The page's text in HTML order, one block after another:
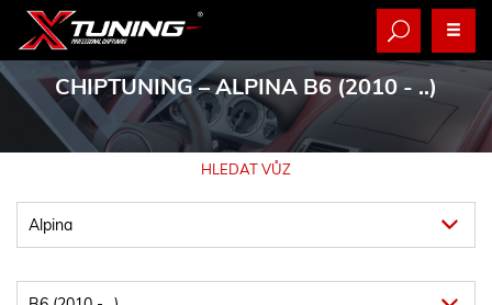
CHIPTUNING– ALPINA B6 (2010 - ..)
HLEDAT VŮZ